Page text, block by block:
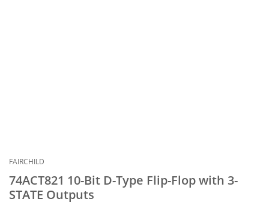
FAIRCHILD
74ACT821 10-Bit D-Type Flip-Flop with 3-
STATE Outputs